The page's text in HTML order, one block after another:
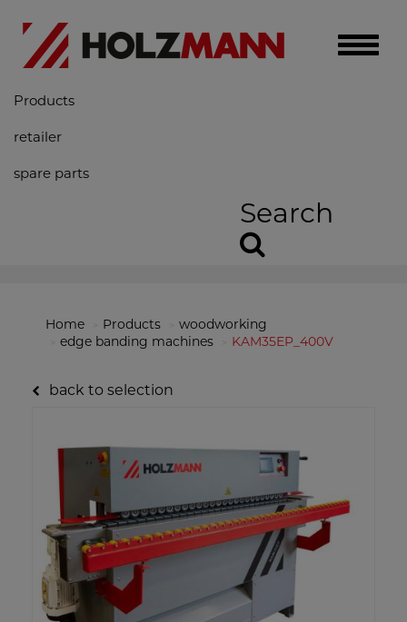
Toggle
Products
retailer
spare parts
Search
Home Products
woodworking
edge banding machines
KAM35EP_400V
back to selection